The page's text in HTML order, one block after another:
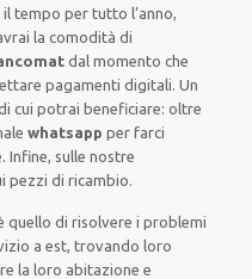
tempo per tutto l’anno,
la comodità di
dal momento che
pagamentidigitali.Un
cui potrai beneficiare: oltre
whatsappper farci
.Infine, sulle nostre
pezzi di ricambio.
quello di risolvere i problemi
a est, trovando loro
la loro abitazione e